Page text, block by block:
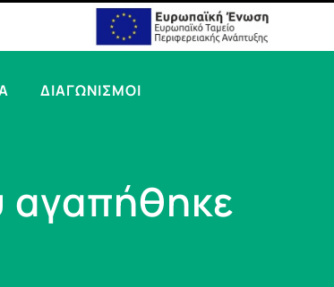
ΔΙΑΓΩΝΙΣΜΟΙ
αγαπήθηκε